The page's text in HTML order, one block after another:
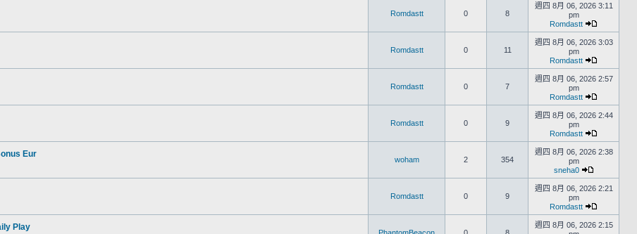
Romdastt 0 8
週四 8月 06, 2026 3:11
pm
Romdastt
Romdastt 0 11
週四 8月 06, 2026 3:03
pm
Romdastt
Romdastt 0 7
週四 8月 06, 2026 2:57
pm
Romdastt
Romdastt 0 9
週四 8月 06, 2026 2:44
pm
Romdastt
Eur
woham 2 354
週四 8月 06, 2026 2:38
pm
sneha0
Romdastt 0 9
週四 8月 06, 2026 2:21
pm
Romdastt
Play
週四 8月 06, 2026 2:15